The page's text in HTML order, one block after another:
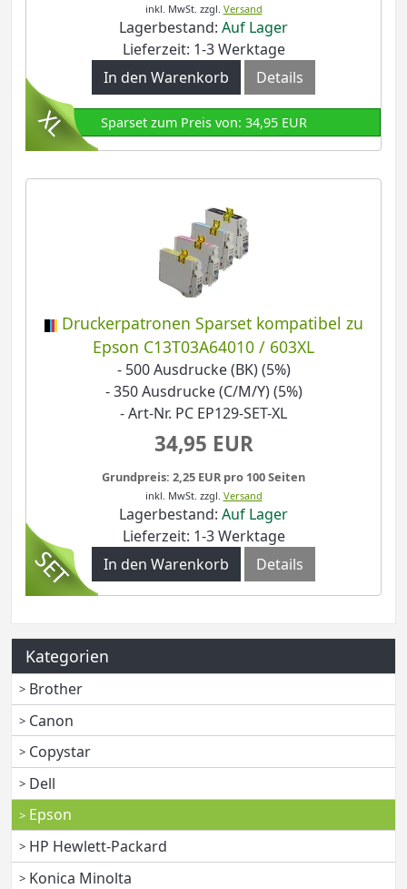
inkl. MwSt. zzgl. Versand
Lagerbestand: Auf Lager
Lieferzeit: 1-3 Werktage
In den Warenkorb
Details
Sparset zum Preis von: 34,95 EUR
Druckerpatronen Sparset kompatibel zu
Epson C13T03A64010 / 603XL
- 500 Ausdrucke (BK) (5%)
- 350 Ausdrucke (C/M/Y) (5%)
- Art-Nr. PC EP129-SET-XL
34,95 EUR
Grundpreis: 2,25 EUR pro 100 Seiten
inkl. MwSt. zzgl. Versand
Lagerbestand: Auf Lager
Lieferzeit: 1-3 Werktage
In den Warenkorb
Details
Kategorien
Brother
Canon
Copystar
Dell
Epson
HP Hewlett-Packard
Konica Minolta